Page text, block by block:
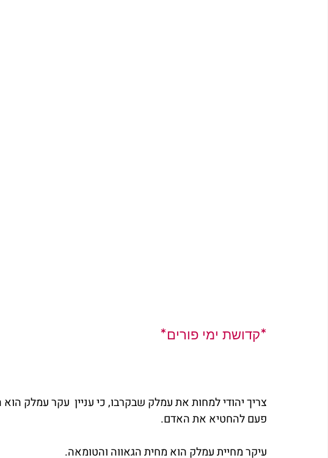
*קדושת ימי פורים*
צריך יהודי למחות את עמלק שבקרבו, כי עניין  עקר עמלק
פעם להחטיא את האדם.
עיקר מחיית עמלק הוא מחית הגאווה והטומאה.